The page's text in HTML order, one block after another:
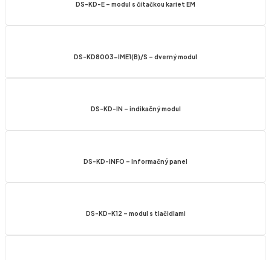
DS-KD-E – modul s čítačkou kariet EM
DS-KD8003-IME1(B)/S – dverný modul
DS-KD-IN – indikačný modul
DS-KD-INFO – Informačný panel
DS-KD-K12 – modul s tlačidlami